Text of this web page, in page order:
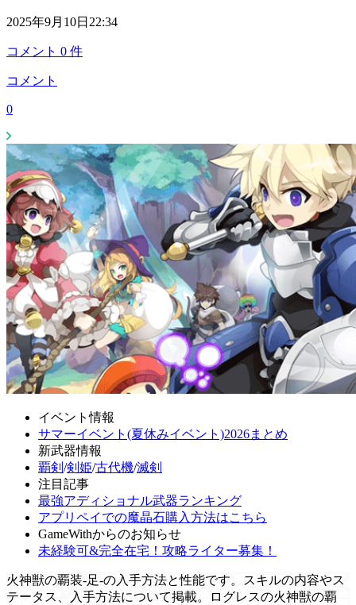
2025年9月10日22:34
コメント 0 件
コメント
0
イベント情報
サマーイベント(夏休みイベント)2026まとめ
新武器情報
覇剣 /剣姫/古代機/滅剣
注目記事
最強アディショナル武器ランキング
アプリペイでの魔晶石購入方法はこちら
GameWithからのお知らせ
未経験可&完全在宅！攻略ライター募集！
火神獣の覇装-足-の入手方法と性能です。スキルの内容やス
テータス、入手方法について掲載。ログレスの火神獣の覇